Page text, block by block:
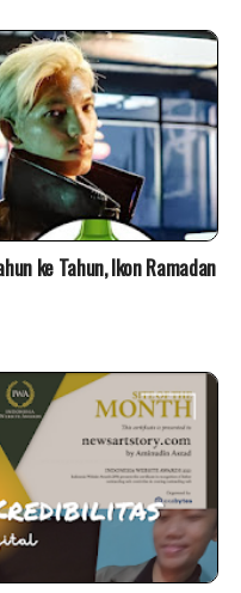
ke Tahun, Ikon Ramadan